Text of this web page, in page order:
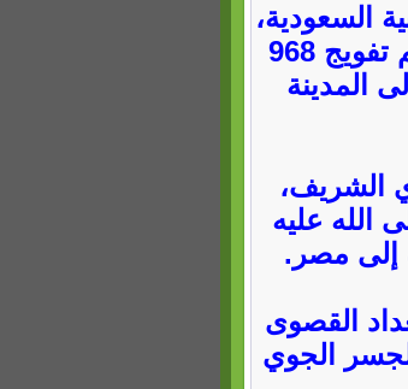
السعودية،
يشهد اليوم الثلاثاء تحركاً واسعاً لقرعة المحافظات، حيث يتم تفويج 968
المدينة
الشريف،
الله عليه
إلى مصر.
القصوى
الجوي